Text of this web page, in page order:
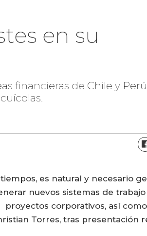
en su
financieras de Chile y
es natural y necesario
nuevos sistemas de
corporativos, así
Torres, tras presentación